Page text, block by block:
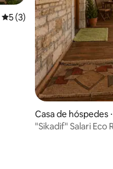
5 de uma avaliação média
5 (3)
Casa de hóspedes
"Sikadif" Salari Eco